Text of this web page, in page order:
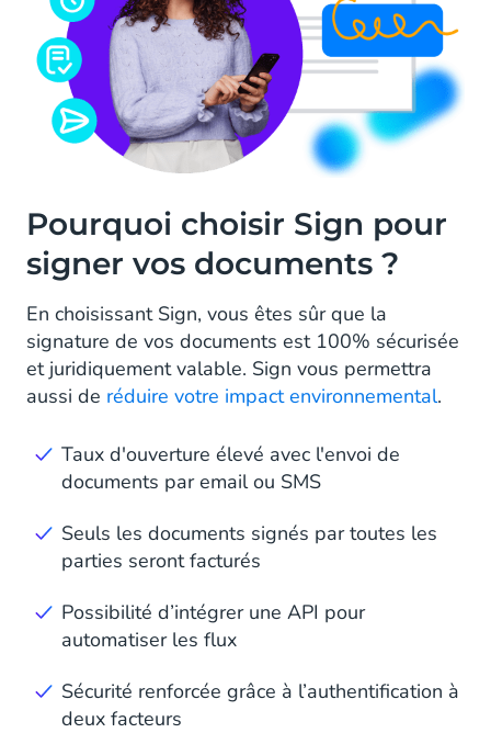
Pourquoi choisir Sign pour
signer vos documents ?
En choisissant Sign, vous êtes sûr que la
signature de vos documents est 100% sécurisée
et juridiquement valable. Sign vous permettra
aussi de réduire votre impact environnemental.
Taux d'ouverture élevé avec l'envoi de
documents par email ou SMS
Seuls les documents signés par toutes les
parties seront facturés
Possibilité d’intégrer une API pour
automatiser les flux
Sécurité renforcée grâce à l’authentification à
deux facteurs